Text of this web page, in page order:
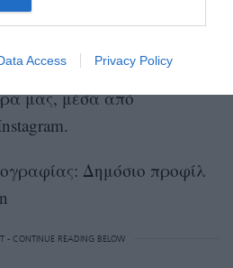
Access Privacy Policy
κόρες, και δήλωσε την
μας, μέσα από
Δημόσιο προφίλ
- CONTINUE READING BELOW